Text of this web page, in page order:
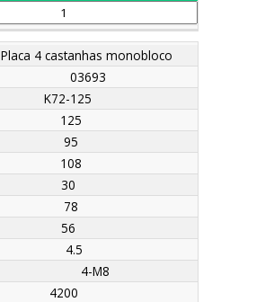
Placa 4 castanhas monobloco
03693
K72-125
125
95
108
30
78
56
4.5
4-M8
4200